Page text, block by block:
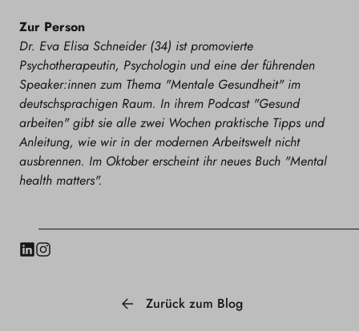
Zur Person
Dr. Eva Elisa Schneider (34) istpromovierte
Psychotherapeutin, Psychologin und eine der führenden
Speaker:innen zum Thema "Mentale Gesundheit" im
deutschsprachigen Raum. In ihrem Podcast "Gesund
arbeiten" gibt sie alle zwei Wochen praktische Tipps und
Anleitung, wie wir in der modernen Arbeitswelt nicht
ausbrennen. Im Oktober erscheint ihr neues Buch "Mental
health matters".
LinkedIn
Instagram
Zurück zum Blog